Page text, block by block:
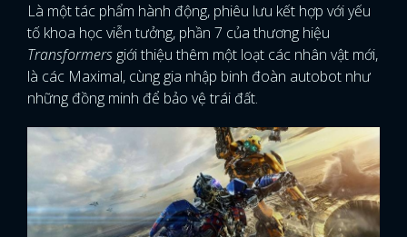
Là một tác phẩm hành động, phiêu lưu kết hợp với yếu
tố khoa học viễn tưởng, phần 7 của thương hiệu
Transformers giới thiệu thêm một loạt các nhân vật mới,
là các Maximal, cùng gia nhập binh đoàn autobot như
những đồng minh để bảo vệ trái đất.